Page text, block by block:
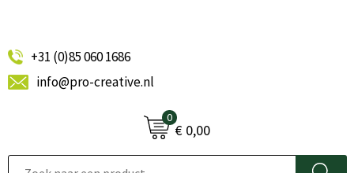
+31 (0)85 060 1686
info@pro-creative.nl
0
€ 0,00